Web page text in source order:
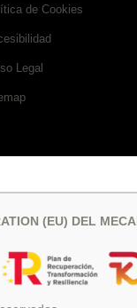
de Cookies
Legal
(EU) DEL